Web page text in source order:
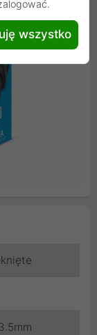
wszystko